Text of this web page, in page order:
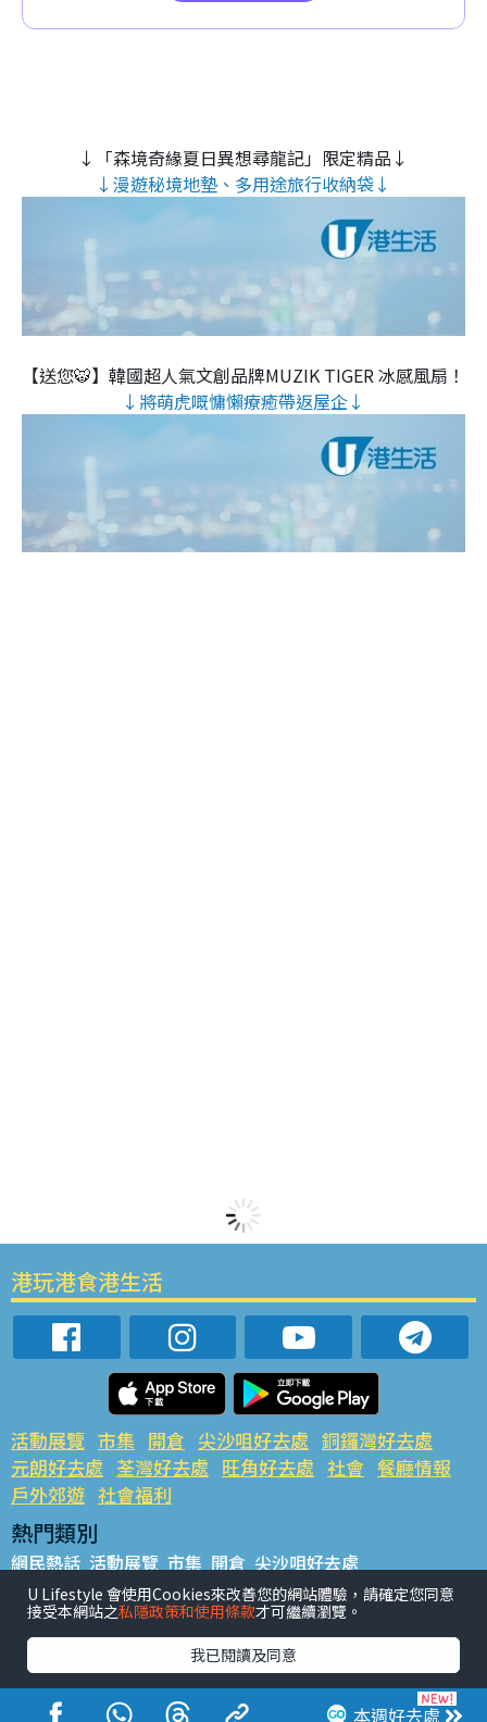
↓「森境奇緣夏日異想尋龍記」限定精品↓
↓漫遊秘境地墊、多用途旅行收納袋↓
【送您🐯】韓國超人氣文創品牌MUZIK TIGER 冰感風扇！
↓將萌虎嘅慵懶療癒帶返屋企↓
本週好去處
港玩港食港生活
活動展覽 市集 開倉 尖沙咀好去處 銅鑼灣好去處
元朗好去處 荃灣好去處 旺角好去處 社會 餐廳情報
戶外郊遊 社會福利
熱門類別
網民熱話 活動展覽 市集 開倉 尖沙咀好去處
銅鑼灣好去處 元朗好去處 荃灣好去處 旺角好去處 社會
餐廳情報 戶外郊遊
熱門標籤
#UGO搵好去處 #人氣活動推介 #美食社群熱話
#親子玩樂好去處
#ULifestyle應用程式
#限時搶
U Lifestyle 會使用Cookies來改善您的網站體驗，請確定您同意
接受本網站之私隱政策和使用條款才可繼續瀏覽。
我已閱讀及同意